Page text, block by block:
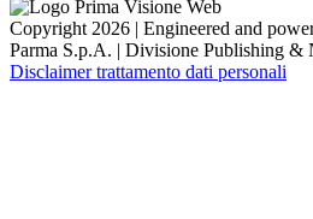
Copyright 2026 | Engineered and
Parma S.p.A. | Divisione Publishing &
Disclaimer trattamento dati personali